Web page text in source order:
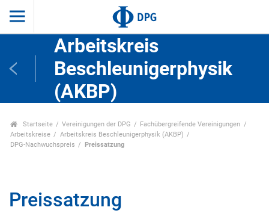
Arbeitskreis
Beschleunigerphysik
(AKBP)
Startseite Vereinigungen der DPG
Fachübergreifende Vereinigungen
Arbeitskreise
Arbeitskreis Beschleunigerphysik (AKBP)
DPG-Nachwuchspreis
Preissatzung
Preissatzung